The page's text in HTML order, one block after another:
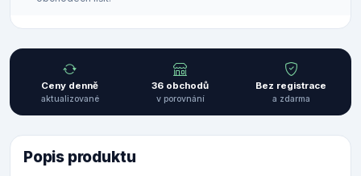
Ceny denně
aktualizované
36 obchodů
v porovnání
Bez registrace
a zdarma
Popis produktu